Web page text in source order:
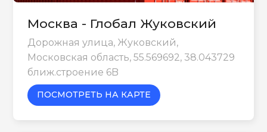
Москва - Глобал Жуковский
Дорожная улица, Жуковский,
Московская область, 55.569692, 38.043729
ближ.строение 6B
ПОСМОТРЕТЬ НА КАРТЕ